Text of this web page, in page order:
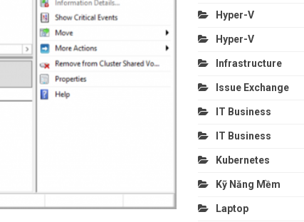
Hyper-V
Hyper-V
Infrastructure
Issue Exchange
IT Business
IT Business
Kubernetes
Kỹ Năng Mềm
Laptop